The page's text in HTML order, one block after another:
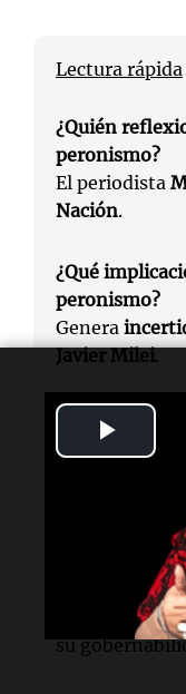
Lectura rápida
¿Quién
peronismo?
El periodista
Nación.
¿Qué
peronismo?
Genera
Javier Milei.
¿Cómo se
pasado?
Se compara
tras la
¿Qué debe
Convocar a los
su